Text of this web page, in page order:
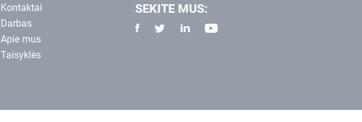
Kontaktai
Darbas
Apie mus
Taisyklės
SEKITE MUS: